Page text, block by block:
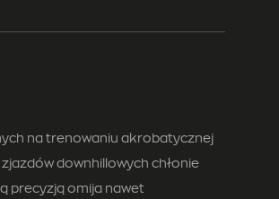
na trenowaniu akrobatycznej
downhillowych chłonie
precyzją omija nawet